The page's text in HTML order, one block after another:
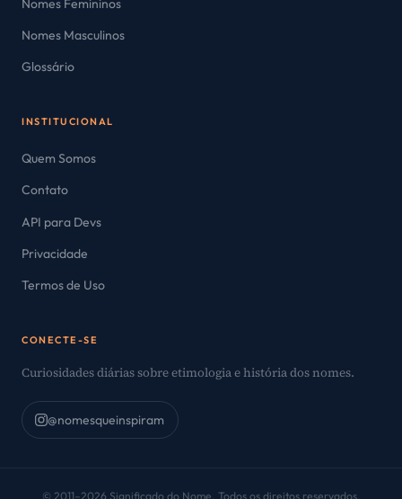
Nomes Femininos
Nomes Masculinos
Glossário
INSTITUCIONAL
Quem Somos
Contato
API para Devs
Privacidade
Termos de Uso
CONECTE-SE
Curiosidades diárias sobre etimologia e história dos nomes.
@nomesqueinspiram
© 2011–2026 Significado do Nome. Todos os direitos reservados.